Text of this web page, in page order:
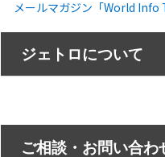
メールマガジン「World
ジェトロについて
ご相談・お問い合わ